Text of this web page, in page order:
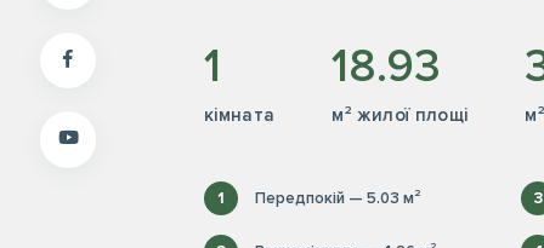
1
кiмната
18.93
м² жилої площі
1 Передпокій — 5.03 м² 3